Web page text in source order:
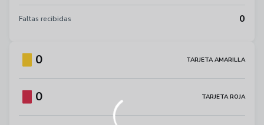
Faltas recibidas 0
0 TARJETA AMARILLA
0 TARJETA ROJA